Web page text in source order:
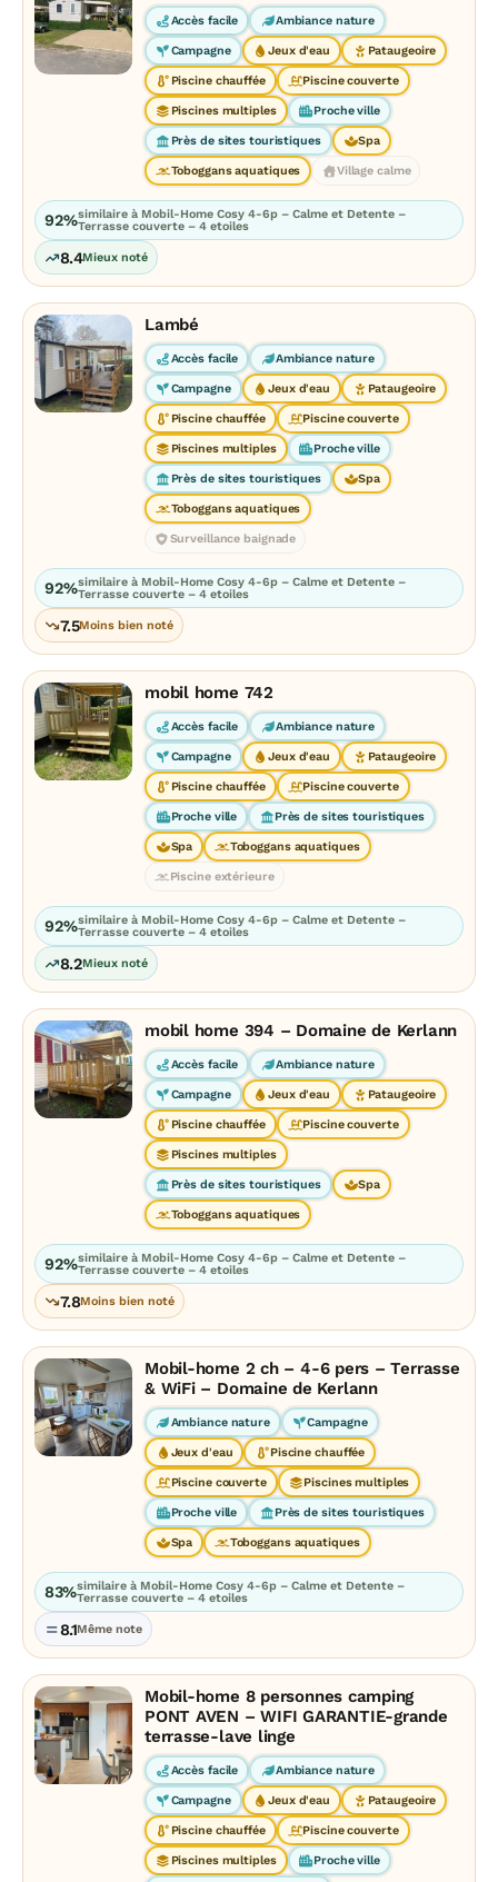
Accès facile Ambiance nature
Campagne Jeux d'eau Pataugeoire
Piscine chauffée Piscine couverte
Piscines multiples Proche ville
Près de sites touristiques Spa
Toboggans aquatiques Village calme
92%similaire à Mobil-Home Cosy 4-6p – Calme et Detente –
Terrasse couverte – 4 etoiles
8.4Mieux noté
Lambé
Accès facile Ambiance nature
Campagne Jeux d'eau Pataugeoire
Piscine chauffée Piscine couverte
Piscines multiples Proche ville
Près de sites touristiques Spa
Toboggans aquatiques
Surveillance baignade
92%similaire à Mobil-Home Cosy 4-6p – Calme et Detente –
Terrasse couverte – 4 etoiles
7.5Moins bien noté
mobil home 742
Accès facile Ambiance nature
Campagne Jeux d'eau Pataugeoire
Piscine chauffée Piscine couverte
Proche ville Près de sites touristiques
Spa Toboggans aquatiques
Piscine extérieure
92%similaire à Mobil-Home Cosy 4-6p – Calme et Detente –
Terrasse couverte – 4 etoiles
8.2Mieux noté
mobil home 394 – Domaine de Kerlann
Accès facile Ambiance nature
Campagne Jeux d'eau Pataugeoire
Piscine chauffée Piscine couverte
Piscines multiples
Près de sites touristiques Spa
Toboggans aquatiques
92%similaire à Mobil-Home Cosy 4-6p – Calme et Detente –
Terrasse couverte – 4 etoiles
7.8Moins bien noté
Mobil-home 2 ch – 4-6 pers – Terrasse
& WiFi – Domaine de Kerlann
Ambiance nature Campagne
Jeux d'eau Piscine chauffée
Piscine couverte Piscines multiples
Proche ville Près de sites touristiques
Spa Toboggans aquatiques
83%similaire à Mobil-Home Cosy 4-6p – Calme et Detente –
Terrasse couverte – 4 etoiles
8.1Même note
Mobil-home 8 personnes camping
PONT AVEN – WIFI GARANTIE-grande
terrasse-lave linge
Accès facile Ambiance nature
Campagne Jeux d'eau Pataugeoire
Piscine chauffée Piscine couverte
Piscines multiples Proche ville